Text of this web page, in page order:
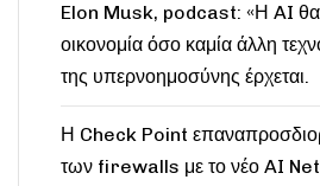
Elon Musk, podcast: «Η AI θα
οικονομία όσο καμία άλλη
της υπερνοημοσύνης έρχεται.
Η Check Point
των firewalls με το νέο AI